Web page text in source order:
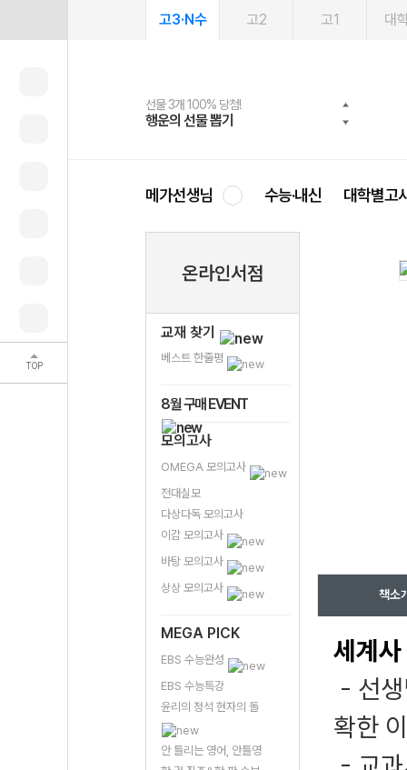
TOP
고3·N수 고2 고1 대
선물 3개 100% 당첨!
행운의 선물 뽑기
선물 100% 증정!
메가스터디 X 올리브
여름방학 스터디 캐시백
메가런 썸머스쿨
2027 러셀 단과
강사 공개선발
스마트러닝앱
설문 EVENT
메가패스
3일 무료 체험권
메가패스 수강생 무료혜택!
메가클럽 멤버십
사회공헌 캠페인
희망이룸 메가나눔
메가선생님 수능·내신 대학별고
온라인서점
교재 찾기
베스트 한줄평
8월 구매 EVENT
모의고사
OMEGA 모의고사
전대실모
다상다독 모의고사
이감 모의고사
바탕 모의고사
상상 모의고사
MEGA PICK
EBS 수능완성
EBS 수능특강
윤리의 정석 현자의 돌
안 틀리는 영어, 안틀영
책소
세계
- 선
확한